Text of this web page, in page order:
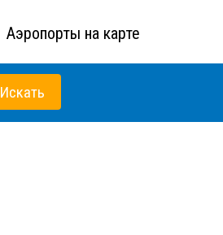
Аэропорты на карте
Искать